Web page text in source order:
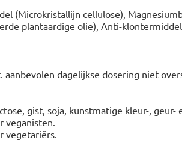
(Microkristallijn cellulose),
plantaardige olie), Anti-
aanbevolen dagelijkse dosering niet
gist, soja, kunstmatige kleur-, geur-
veganisten.
vegetariërs.